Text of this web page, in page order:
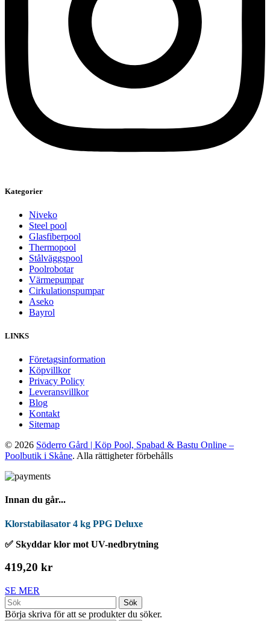
Kategorier
Niveko
Steel pool
Glasfiberpool
Thermopool
Stålväggspool
Poolrobotar
Värmepumpar
Cirkulationspumpar
Aseko
Bayrol
LINKS
Företagsinformation
Köpvillkor
Privacy Policy
Leveransvillkor
Blog
Kontakt
Sitemap
© 2026 Söderro Gård | Köp Pool, Spabad & Bastu Online –
Poolbutik i Skåne. Alla rättigheter förbehålls
Innan du går...
Klorstabilasator 4 kg PPG Deluxe
✅ Skyddar klor mot UV-nedbrytning
419,20 kr
SE MER
Sök
Börja skriva för att se produkter du söker.